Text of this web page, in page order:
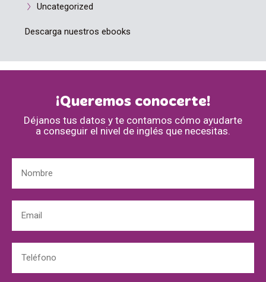
Uncategorized
Descarga nuestros ebooks
¡Queremos conocerte!
Déjanos tus datos y te contamos cómo ayudarte
a conseguir el nivel de inglés que necesitas.